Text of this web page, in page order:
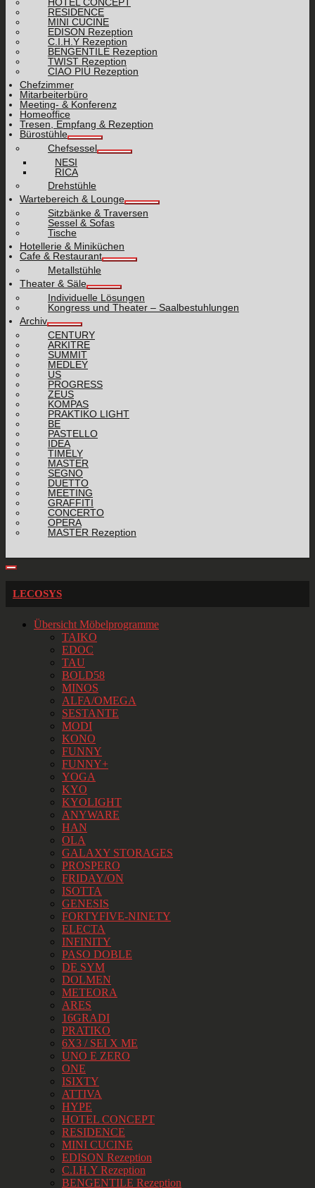
RESIDENCE
MINI CUCINE
EDISON Rezeption
C.I.H.Y Rezeption
BENGENTILE Rezeption
TWIST Rezeption
CIAO PIÙ Rezeption
Chefzimmer
Mitarbeiterbüro
Meeting- & Konferenz
Homeoffice
Tresen, Empfang & Rezeption
Bürostühle
Chefsessel
NESI
RICA
Drehstühle
Wartebereich & Lounge
Sitzbänke & Traversen
Sessel & Sofas
Tische
Hotellerie & Miniküchen
Cafe & Restaurant
Metallstühle
Theater & Säle
Individuelle Lösungen
Kongress und Theater – Saalbestuhlungen
Archiv
CENTURY
ARKITRE
SUMMIT
MEDLEY
US
PROGRESS
ZEUS
KOMPAS
PRAKTIKO LIGHT
BE
PASTELLO
IDEA
TIMELY
MASTER
SEGNO
DUETTO
MEETING
GRAFFITI
CONCERTO
OPERA
MASTER Rezeption
LECOSYS
Übersicht Möbelprogramme
TAIKO
EDOC
TAU
BOLD58
MINOS
ALFA/OMEGA
SESTANTE
MODI
KONO
FUNNY
FUNNY+
YOGA
KYO
KYOLIGHT
ANYWARE
HAN
OLA
GALAXY STORAGES
PROSPERO
FRIDAY/ON
ISOTTA
GENESIS
FORTYFIVE-NINETY
ELECTA
INFINITY
PASO DOBLE
DE SYM
DOLMEN
METEORA
ARES
16GRADI
PRATIKO
6X3 / SEI X ME
UNO E ZERO
ONE
ISIXTY
ATTIVA
HYPE
HOTEL CONCEPT
RESIDENCE
MINI CUCINE
EDISON Rezeption
C.I.H.Y Rezeption
BENGENTILE Rezeption